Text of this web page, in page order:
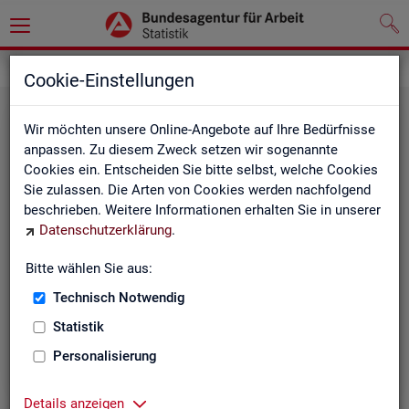
Cookie-Einstellungen
Wir möchten unsere Online-Angebote auf Ihre Bedürfnisse
anpassen. Zu diesem Zweck setzen wir sogenannte
Cookies ein. Entscheiden Sie bitte selbst, welche Cookies
Sie zulassen. Die Arten von Cookies werden nachfolgend
beschrieben. Weitere Informationen erhalten Sie in unserer
Datenschutzerklärung.
Bitte wählen Sie aus:
Technisch Notwendig
Statistik
Personalisierung
Details anzeigen
Hier stehen unsere Basisgrundlagen:
Kurzinformationen, Glossar, Kennzahlensteckbriefe,